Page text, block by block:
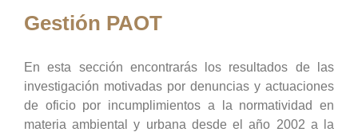
Gestión PAOT
En esta sección encontrarás los resultados de las
investigación motivadas por denuncias y actuaciones
de oficio por incumplimientos a la normatividad en
materia ambiental y urbana desde el año 2002 a la